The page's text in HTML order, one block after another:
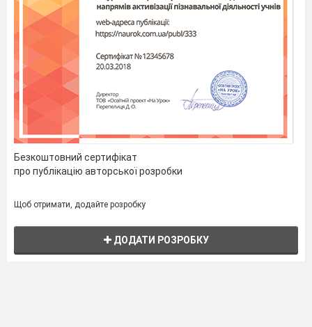
Безкоштовний сертифікат
про публікацію авторської розробки
Щоб отримати, додайте розробку
ДОДАТИ РОЗРОБКУ